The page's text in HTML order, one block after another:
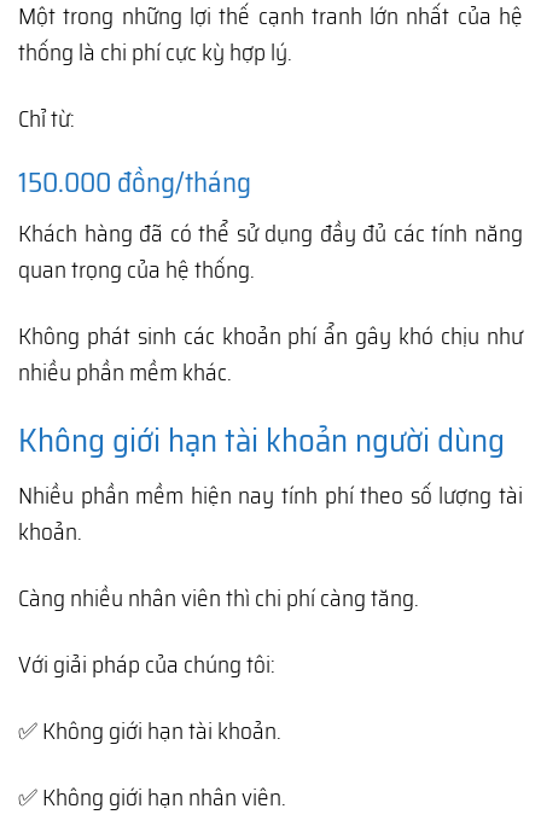
Một trong những lợi thế cạnh tranh lớn nhất của hệ
thống là chi phí cực kỳ hợp lý.
Chỉ từ:
150.000 đồng/tháng
Khách hàng đã có thể sử dụng đầy đủ các tính năng
quan trọng của hệ thống.
Không phát sinh các khoản phí ẩn gây khó chịu như
nhiều phần mềm khác.
Không giới hạn tài khoản người dùng
Nhiều phần mềm hiện nay tính phí theo số lượng tài
khoản.
Càng nhiều nhân viên thì chi phí càng tăng.
Với giải pháp của chúng tôi:
✅ Không giới hạn tài khoản.
✅ Không giới hạn nhân viên.